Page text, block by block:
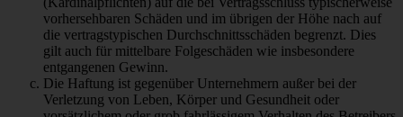
vorhersehbaren Schäden und im übrigen der Höhe nach auf
die vertragstypischen Durchschnittsschäden begrenzt. Dies
gilt auch für mittelbare Folgeschäden wie insbesondere
entgangenen Gewinn.
Die Haftung ist gegenüber Unternehmern außer bei der
Verletzung von Leben, Körper und Gesundheit oder